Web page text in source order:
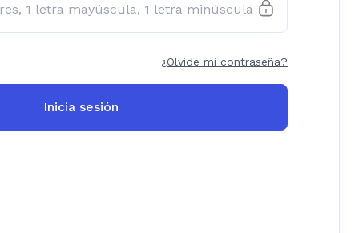
¿Olvide mi contraseña?